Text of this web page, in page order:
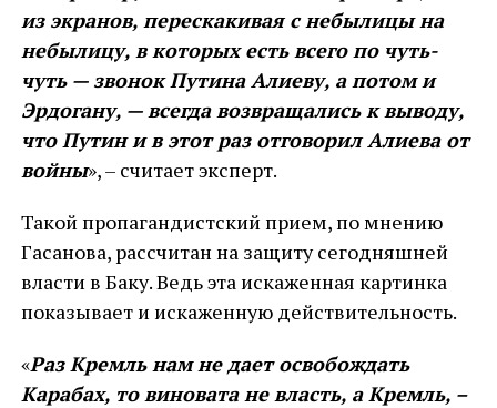
из экранов, перескакивая с небылицы на
небылицу, в которых есть всего по чуть-
чуть — звонок Путина Алиеву, а потом и
Эрдогану, — всегда возвращались к выводу,
что Путин и в этот раз отговорил Алиева от
войны», – считает эксперт.
Такой пропагандистский прием, по мнению
Гасанова, рассчитан на защиту сегодняшней
власти в Баку. Ведь эта искаженная картинка
показывает и искаженную действительность.
«Раз Кремль нам не дает освобождать
Карабах, то виновата не власть, а Кремль, –